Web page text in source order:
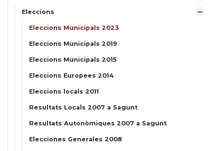
Eleccions
Eleccions Municipals 2023
Eleccions Municipals 2019
Eleccions Municipals 2015
Eleccions Europees 2014
Eleccions locals 2011
Resultats Locals 2007 a Sagunt
Resultats Autonòmiques 2007 a Sagunt
Elecciones Generales 2008